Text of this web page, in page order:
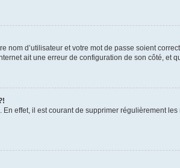
d’utilisateur et votre mot de passe soient
ait une erreur de configuration de son côté, et
En effet, il est courant de supprimer régulièrement